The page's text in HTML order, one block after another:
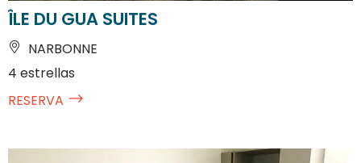
ÎLE DU GUA SUITES
NARBONNE
4 estrellas
RESERVA